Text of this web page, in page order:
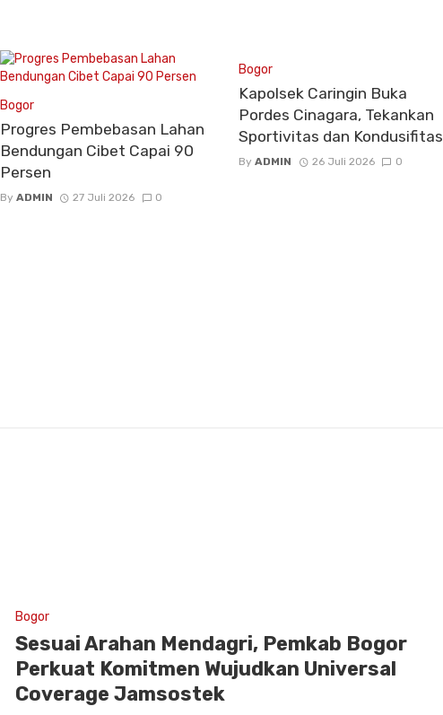
Bogor
Progres Pembebasan Lahan
Bendungan Cibet Capai 90
Persen
By ADMIN 27 Juli 2026 0
Bogor
Kapolsek Caringin Buka
Pordes Cinagara, Tekankan
Sportivitas dan Kondusifitas
ByADMIN 26 Juli 2026 0
Bogor
Sesuai Arahan Mendagri, Pemkab Bogor
Perkuat Komitmen Wujudkan Universal
Coverage Jamsostek